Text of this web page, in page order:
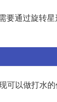
要通过旋转
可以做打水